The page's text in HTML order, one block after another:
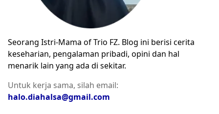
Seorang Istri-Mama of Trio FZ. Blog ini berisi cerita
keseharian, pengalaman pribadi, opini dan hal
menarik lain yang ada di sekitar.
Untuk kerja sama, silah email:
halo.diahalsa@gmail.com